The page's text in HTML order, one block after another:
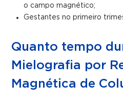
o campo magnético;
Gestantes no primeiro
Quanto tempo
Mielografia por
Magnética de